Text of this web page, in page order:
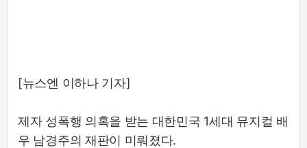
[뉴스엔 이하나 기자]
제자 성폭행 의혹을 받는 대한민국 1세대 뮤지컬 배
우 남경주의 재판이 미뤄졌다.